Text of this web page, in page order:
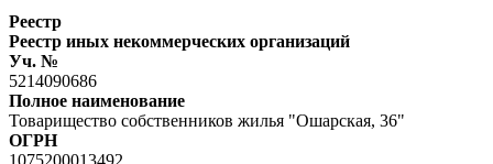
Реестр
Реестр иных некоммерческих организаций
Уч. №
5214090686
Полное наименование
Товарищество собственников жилья "Ошарская, 36"
ОГРН
1075200013492